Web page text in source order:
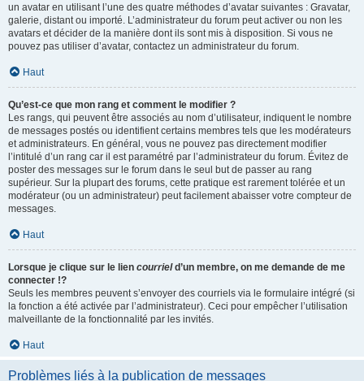
un avatar en utilisant l’une des quatre méthodes d’avatar suivantes : Gravatar,
galerie, distant ou importé. L’administrateur du forum peut activer ou non les
avatars et décider de la manière dont ils sont mis à disposition. Si vous ne
pouvez pas utiliser d’avatar, contactez un administrateur du forum.
Haut
Qu’est-ce que mon rang et comment le modifier ?
Les rangs, qui peuvent être associés au nom d’utilisateur, indiquent le nombre
de messages postés ou identifient certains membres tels que les modérateurs
et administrateurs. En général, vous ne pouvez pas directement modifier
l’intitulé d’un rang car il est paramétré par l’administrateur du forum. Évitez de
poster des messages sur le forum dans le seul but de passer au rang
supérieur. Sur la plupart des forums, cette pratique est rarement tolérée et un
modérateur (ou un administrateur) peut facilement abaisser votre compteur de
messages.
Haut
Lorsque je clique sur le lien courrield’un membre, on me demande de me
connecter !?
Seuls les membres peuvent s’envoyer des courriels via le formulaire intégré (si
la fonction a été activée par l’administrateur). Ceci pour empêcher l’utilisation
malveillante de la fonctionnalité par les invités.
Haut
Problèmes liés à la publication de messages